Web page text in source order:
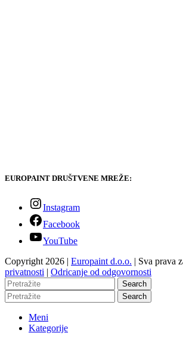
EUROPAINT DRUŠTVENE MREŽE:
Instagram
Facebook
YouTube
Copyright 2026 | Europaint d.o.o. | Sva prava
privatnosti | Odricanje od odgovornosti
Search
Search
Meni
Kategorije